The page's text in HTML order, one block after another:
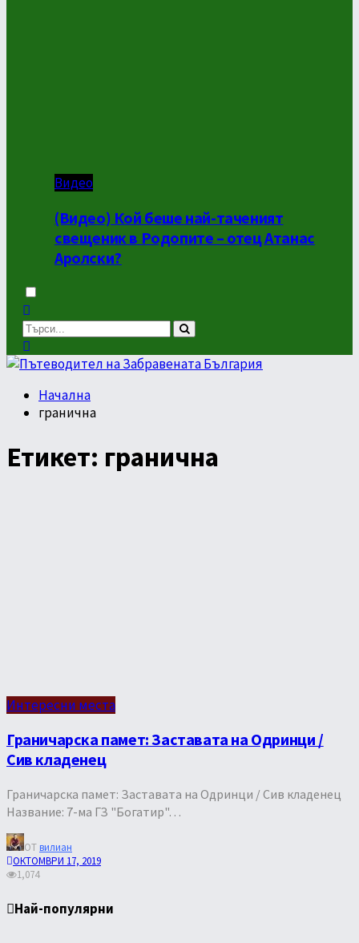
Видео
(Видео) Кой беше най-таченият
свещеник в Родопите – отец Атанас
Аролски?
Dark
mode
Начална
гранична
Етикет: гранична
Интересни места
Граничарска памет: Заставата на Одринци /
Сив кладенец
Граничарска памет: Заставата на Одринци / Сив кладенец
Название: 7-ма ГЗ "Богатир"…
ОТвилиан
ОКТОМВРИ 17, 2019
1,074
Най-популярни